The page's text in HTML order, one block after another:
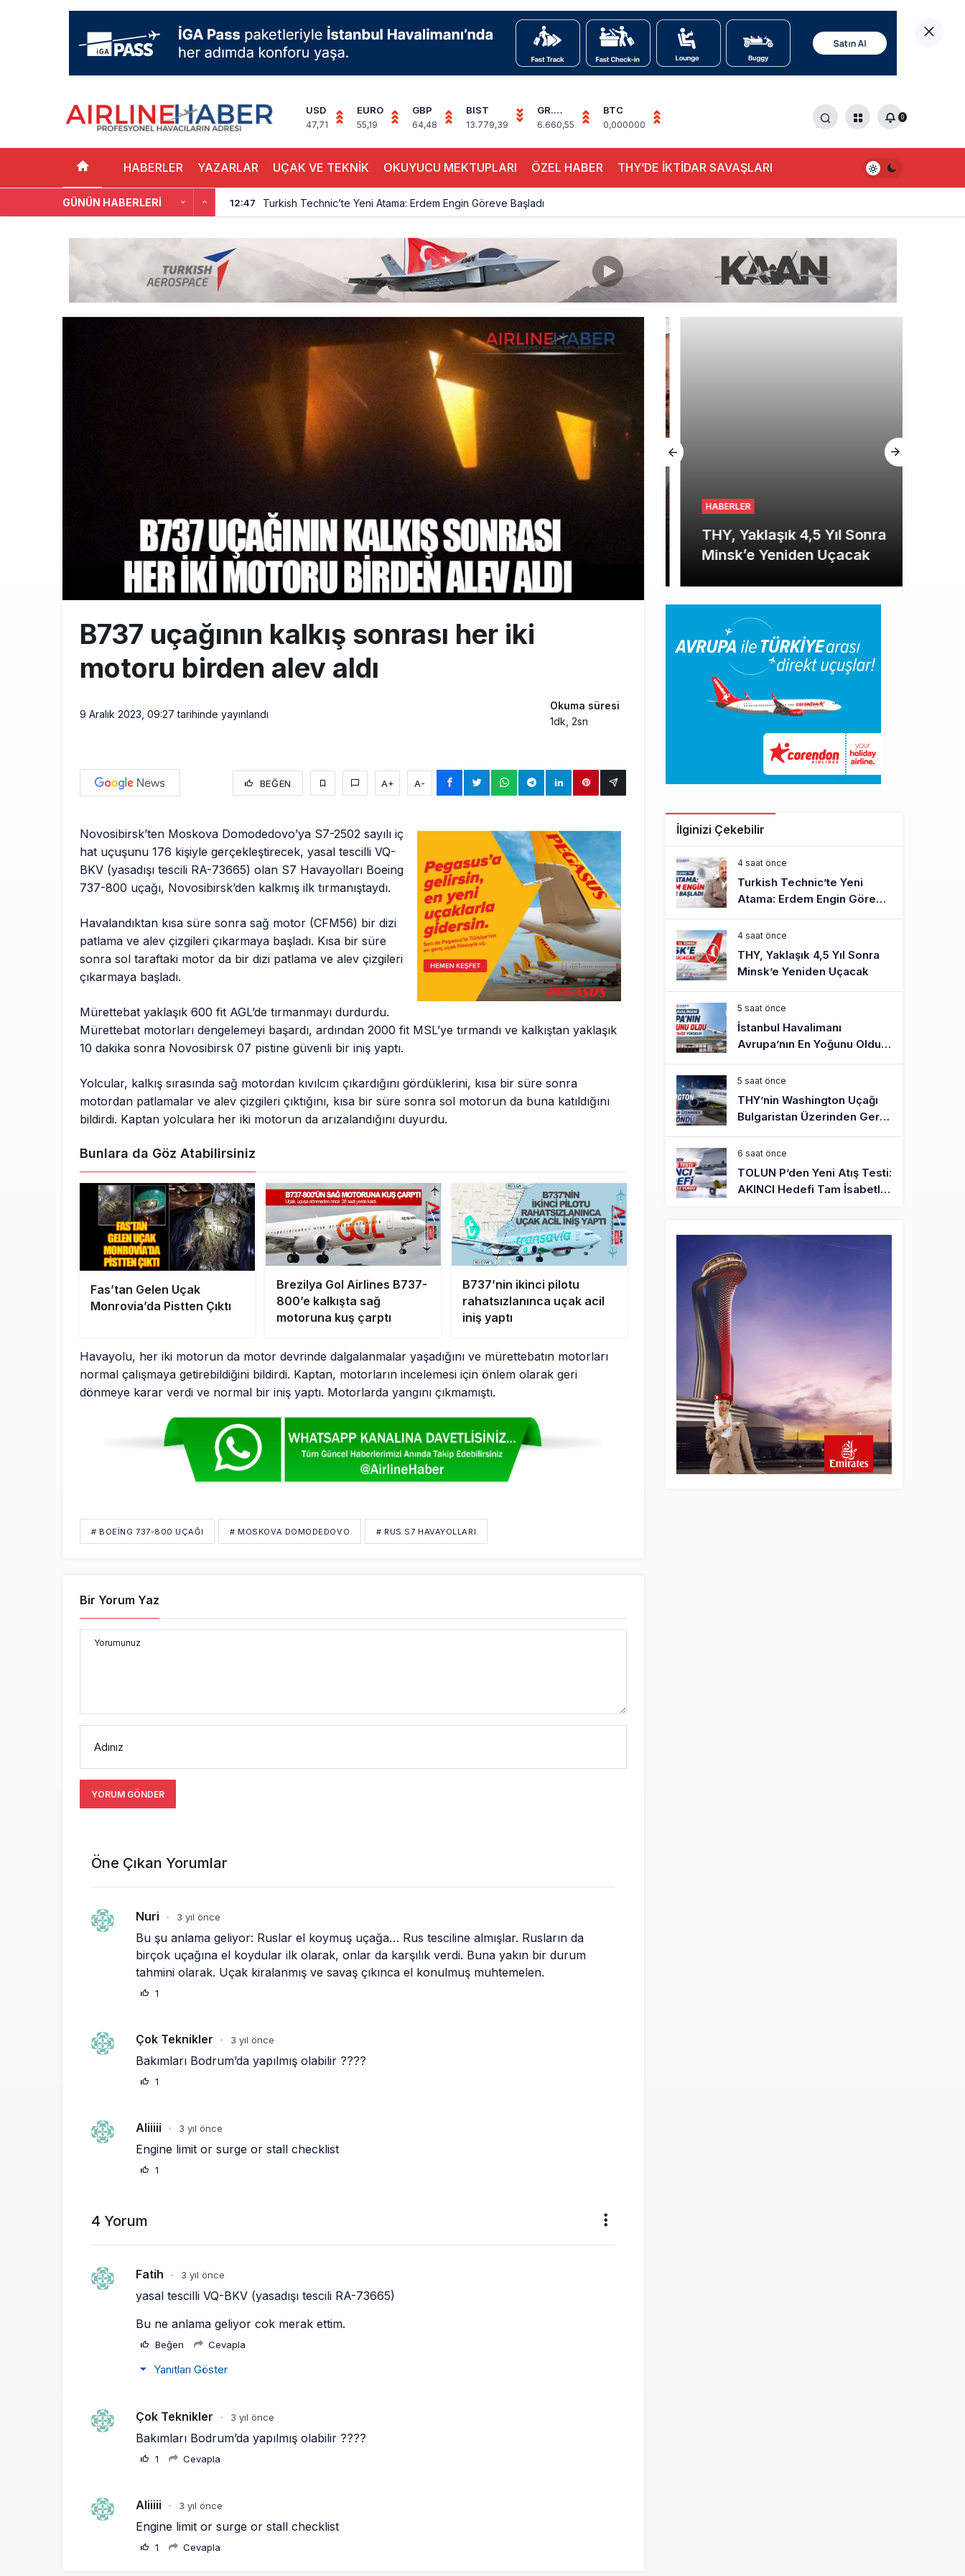
USD
47,71
EURO
55,19
GBP
64,48
BIST
13.779,39
GR.
ALTIN
6.660,55
BTC
0,000000
0
HABERLER YAZARLAR UÇAK VE TEKNİK OKUYUCU MEKTUPLARI ÖZEL HABER THY’DE İKTİDAR SAVAŞLARI
GÜNÜN HABERLERI 12:47 Turkish Technic’te Yeni Atama: Erdem Engin Göreve Başladı
İstanbul Havalimanı Avrupa’nın En Yoğunu Oldu, Dünyada 7’nciliğe Yükseldi
THY’nin Washington Uçağı Bulgaristan Üzerinden Geri Döndü
10:48 TOLUN P’den Yeni Atış Testi: AKINCI Hedefi Tam İsabetle Vurdu
Türkiye’nin Milli Motor Projelerinde Yeni Dönem: TEI TEKNOLOJİ Kuruldu
SunExpress Günlük Yolcu Rekorunu 72 Bin 340’a Çıkardı
İstanbul Havalimanı’nın 4. Pistinde İlk Test Uçuşu Yapıldı
B737 uçağının kalkış sonrası her iki
motoru birden alev aldı
9 Aralık 2023, 09:27 tarihinde yayınlandı
Okuma süresi
1dk, 2sn
BEĞEN A+ A-
Novosibirsk’ten Moskova Domodedovo’ya S7-2502 sayılı iç
hat uçuşunu 176 kişiyle gerçekleştirecek, yasal tescilli VQ-
BKV (yasadışı tescili RA-73665) olan S7 Havayolları Boeing
737-800 uçağı, Novosibirsk’den kalkmış ilk tırmanıştaydı.
Havalandıktan kısa süre sonra sağ motor (CFM56) bir dizi
patlama ve alev çizgileri çıkarmaya başladı. Kısa bir süre
sonra sol taraftaki motor da bir dizi patlama ve alev çizgileri
çıkarmaya başladı.
Mürettebat yaklaşık 600 fit AGL’de tırmanmayı durdurdu.
Mürettebat motorları dengelemeyi başardı, ardından 2000 fit MSL’ye tırmandı ve kalkıştan yaklaşık
10 dakika sonra Novosibirsk 07 pistine güvenli bir iniş yaptı.
Yolcular, kalkış sırasında sağ motordan kıvılcım çıkardığını gördüklerini, kısa bir süre sonra
motordan patlamalar ve alev çizgileri çıktığını, kısa bir süre sonra sol motorun da buna katıldığını
bildirdi. Kaptan yolculara her iki motorun da arızalandığını duyurdu.
Bunlara da Göz Atabilirsiniz
Fas’tan Gelen Uçak
Monrovia’da Pistten Çıktı
Brezilya Gol Airlines B737-
800’e kalkışta sağ
motoruna kuş çarptı
B737’nin ikinci pilotu
rahatsızlanınca uçak acil
iniş yaptı
Havayolu, her iki motorun da motor devrinde dalgalanmalar yaşadığını ve mürettebatın motorları
normal çalışmaya getirebildiğini bildirdi. Kaptan, motorların incelemesi için önlem olarak geri
dönmeye karar verdi ve normal bir iniş yaptı. Motorlarda yangını çıkmamıştı.
# BOEING 737-800 UÇAĞI # MOSKOVA DOMODEDOVO # RUS S7 HAVAYOLLARI
Bir Yorum Yaz
Yorumunuz
Adınız
YORUM GÖNDER
Öne Çıkan Yorumlar
Nuri • 3 yıl önce
Bu şu anlama geliyor: Ruslar el koymuş uçağa… Rus tesciline almışlar. Rusların da
birçok uçağına el koydular ilk olarak, onlar da karşılık verdi. Buna yakın bir durum
tahmini olarak. Uçak kiralanmış ve savaş çıkınca el konulmuş muhtemelen.
1
Çok Teknikler • 3 yıl önce
Bakımları Bodrum’da yapılmış olabilir ????
1
Aliiiii • 3 yıl önce
Engine limit or surge or stall checklist
1
4 Yorum
Fatih • 3 yıl önce
yasal tescilli VQ-BKV (yasadışı tescili RA-73665)
Bu ne anlama geliyor cok merak ettim.
Beğen Cevapla
Yanıtları Göster
Çok Teknikler • 3 yıl önce
Bakımları Bodrum’da yapılmış olabilir ????
1 Cevapla
Aliiiii • 3 yıl önce
Engine limit or surge or stall checklist
1 Cevapla
HABERLER
THY, Yaklaşık 4,5 Yıl Sonra
Minsk’e Yeniden Uçacak
İlginizi Çekebilir
4 saat önce
Turkish Technic’te Yeni
Atama: Erdem Engin Göreve
Başladı
4 saat önce
THY, Yaklaşık 4,5 Yıl Sonra
Minsk’e Yeniden Uçacak
5 saat önce
İstanbul Havalimanı
Avrupa’nın En Yoğunu Oldu,
Dünyada 7’nciliğe Yükseldi
5 saat önce
THY’nin Washington Uçağı
Bulgaristan Üzerinden Geri
Döndü
6 saat önce
TOLUN P’den Yeni Atış Testi:
AKINCI Hedefi Tam İsabetle
Türkiye’nin Milli Motor
Projelerinde Yeni Dönem:
TEI TEKNOLOJİ Kuruldu
22 saat önce
SunExpress Günlük Yolcu
Rekorunu 72 Bin 340’a
Çıkardı
İstanbul Havalimanı’nın 4.
Pistinde İlk Test Uçuşu
Yapıldı
23 saat önce
Aslıhan Güven, Airport